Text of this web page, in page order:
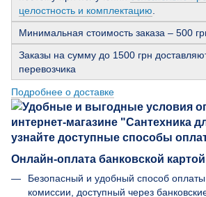
целостность и комплектацию
Минимальная стоимость заказа – 500
Заказы на сумму до 1500 грн
перевозчика
Подробнее о доставке
Онлайн-оплата банковской
Безопасный и удобный способ
комиссии, доступный через